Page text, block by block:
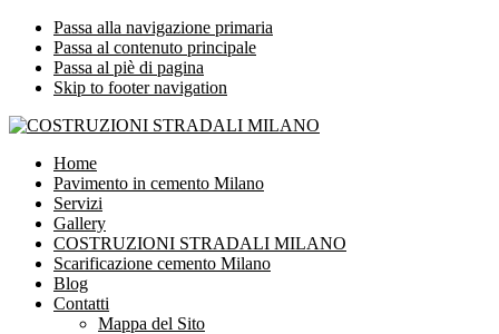
Passa alla navigazione primaria
Passa al contenuto principale
Passa al piè di pagina
Skip to footer navigation
COSTRUZIONI STRADALI MILANO
Impresa leader nelle costruzioni stradali Milano
Home
Pavimento in cemento Milano
Servizi
Gallery
COSTRUZIONI STRADALI MILANO
Scarificazione cemento Milano
Blog
Contatti
Mappa del Sito